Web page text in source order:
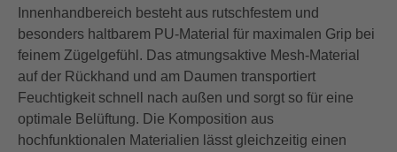
Innenhandbereich besteht aus rutschfestem und
besonders haltbarem PU-Material für maximalen Grip bei
feinem Zügelgefühl. Das atmungsaktive Mesh-Material
auf der Rückhand und am Daumen transportiert
Feuchtigkeit schnell nach außen und sorgt so für eine
optimale Belüftung. Die Komposition aus
hochfunktionalen Materialien lässt gleichzeitig einen